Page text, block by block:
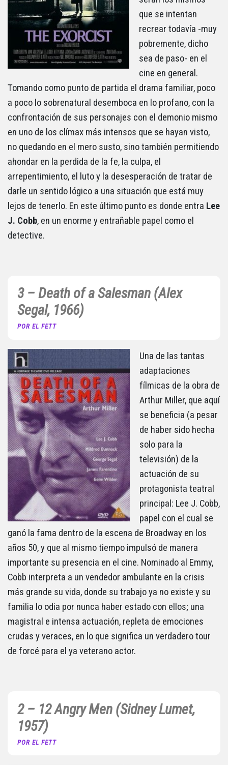
que se intentan
recrear todavía -muy
pobremente, dicho
sea de paso- en el
cine en general.
Tomando como punto de partida el drama familiar, poco
a poco lo sobrenatural desemboca en lo profano, con la
confrontación de sus personajes con el demonio mismo
en uno de los clímax más intensos que se hayan visto,
no quedando en el mero susto, sino también permitiendo
ahondar en la perdida de la fe, la culpa, el
arrepentimiento, el luto y la desesperación de tratar de
darle un sentido lógico a una situación que está muy
lejos de tenerlo. En este último punto es donde entra Lee
J. Cobb, en un enorme y entrañable papel como el
detective.
3 – Death of a Salesman (Alex
Segal, 1966)
POR EL FETT
Una de las tantas
adaptaciones
fílmicas de la obra de
Arthur Miller, que aquí
se beneficia (a pesar
de haber sido hecha
solo para la
televisión) de la
actuación de su
protagonista teatral
principal: Lee J. Cobb,
papel con el cual se
ganó la fama dentro de la escena de Broadway en los
años 50, y que al mismo tiempo impulsó de manera
importante su presencia en el cine. Nominado al Emmy,
Cobb interpreta a un vendedor ambulante en la crisis
más grande su vida, donde su trabajo ya no existe y su
familia lo odia por nunca haber estado con ellos; una
magistral e intensa actuación, repleta de emociones
crudas y veraces, en lo que significa un verdadero tour
de forcé para el ya veterano actor.
2 – 12 Angry Men (Sidney Lumet,
1957)
POR EL FETT